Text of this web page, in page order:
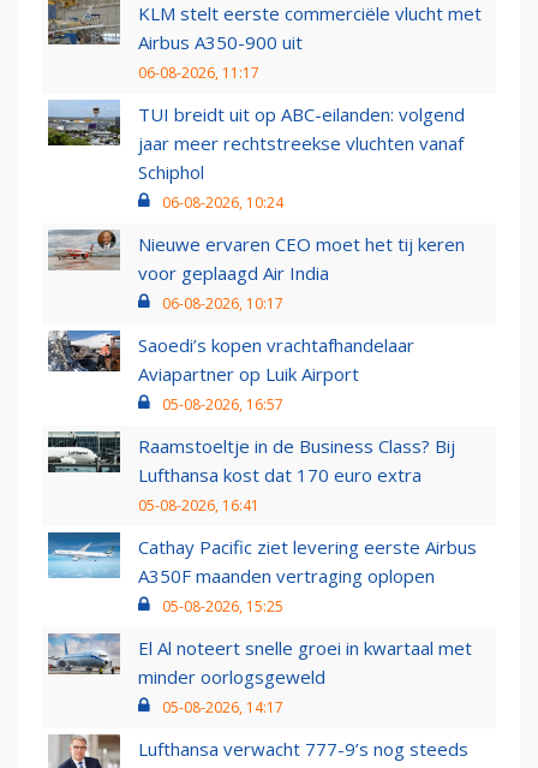
KLM stelt eerste commerciële vlucht met
Airbus A350-900 uit
06-08-2026, 11:17
TUI breidt uit op ABC-eilanden: volgend
jaar meer rechtstreekse vluchten vanaf
Schiphol
06-08-2026, 10:24
Nieuwe ervaren CEO moet het tij keren
voor geplaagd Air India
06-08-2026, 10:17
Saoedi’s kopen vrachtafhandelaar
Aviapartner op Luik Airport
05-08-2026, 16:57
Raamstoeltje in de Business Class? Bij
Lufthansa kost dat 170 euro extra
05-08-2026, 16:41
Cathay Pacific ziet levering eerste Airbus
A350F maanden vertraging oplopen
05-08-2026, 15:25
El Al noteert snelle groei in kwartaal met
minder oorlogsgeweld
05-08-2026, 14:17
Lufthansa verwacht 777-9’s nog steeds